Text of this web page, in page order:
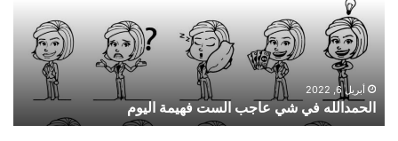
ي
أبريل 6, 2022
الحمدالله في شي عاجب الست فهيمة اليوم